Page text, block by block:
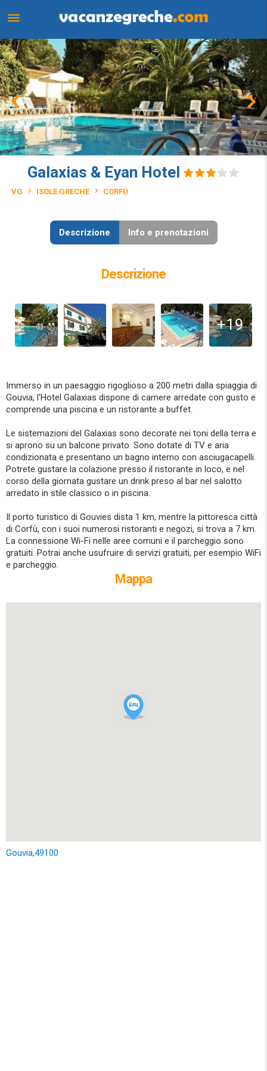
Galaxias & Eyan Hotel
VG ISOLE GRECHE CORFÙ
Descrizione Info e prenotazioni
Descrizione
+19
Immerso in un paesaggio rigoglioso a 200 metri dalla spiaggia di
Gouvia, l'Hotel Galaxias dispone di camere arredate con gusto e
comprende una piscina e un ristorante a buffet.
Le sistemazioni del Galaxias sono decorate nei toni della terra e
si aprono su un balcone privato. Sono dotate di TV e aria
condizionata e presentano un bagno interno con asciugacapelli.
Potrete gustare la colazione presso il ristorante in loco, e nel
corso della giornata gustare un drink preso al bar nel salotto
arredato in stile classico o in piscina.
Il porto turistico di Gouvies dista 1 km, mentre la pittoresca città
di Corfù, con i suoi numerosi ristoranti e negozi, si trova a 7 km.
La connessione Wi-Fi nelle aree comuni e il parcheggio sono
gratuiti. Potrai anche usufruire di servizi gratuiti, per esempio WiFi
e parcheggio.
Mappa
Gouvia,49100